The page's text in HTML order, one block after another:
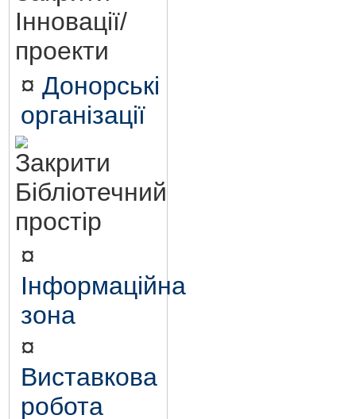
Інновації/
проекти
¤ Донорські
організації
Бібліотечний
простір
¤
Інформаційна
зона
¤
Виставкова
робота